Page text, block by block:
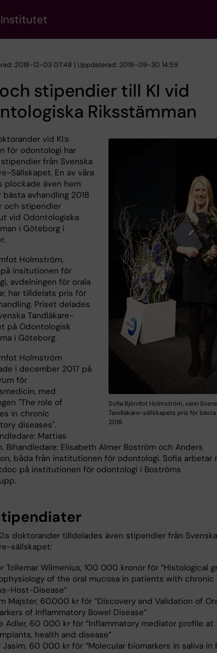
2018-12-03 07:48 | Uppdaterad: 2019-09-30 14:59
stipendier till KI vid
Riksstämman
Sofia Björnfot Holmström, vann
Tandläkare-sällskapets pris för bästa
2018.
vid KI:s
för odontologi har
från Svenska
Sällskapet. En av våra
plockade även hem
avhandling 2018
och stipendier
vid Odontologiska
i Göteborg i
Holmström,
insitutionen för
avdelningen för orala
har tilldelats pris för
Priset delades
Tandläkare-
på Odontologisk
i Göteborg.
Holmström
i december 2017 på
för
med
"The role of
in chronic
diseases".
Mattias
Bihandledare: Elisabeth Almer Boström och Anders
båda från institutionen för odontologi. Sofia arbetar
på institutionen för odontologi i Boströms
doktorander tilldelades även stipendier från Svenska
sällskapet:
Tollemar Wilmenius, 100 000 kronor för “Histological
of the oral mucosa in patients with
Host-Disease”
Majster, 60.000 kr för “Discovery and Validation of
of Inflammatory Bowel Disease”
Adler, 60 000 kr för “Inflammatory mediator profile
health and disease”
Jasim, 60 000 kr för “Molecular biomarkers in saliva in